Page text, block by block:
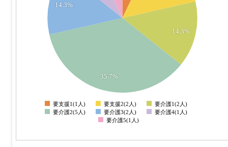
14.3%
35.7%
14.3%
0
要支援1(1人) 要支援2(2人)
要介護1(2人)
要介護2(5人)
要介護3(2人)
要介護4(1人)
要介護5(1人)